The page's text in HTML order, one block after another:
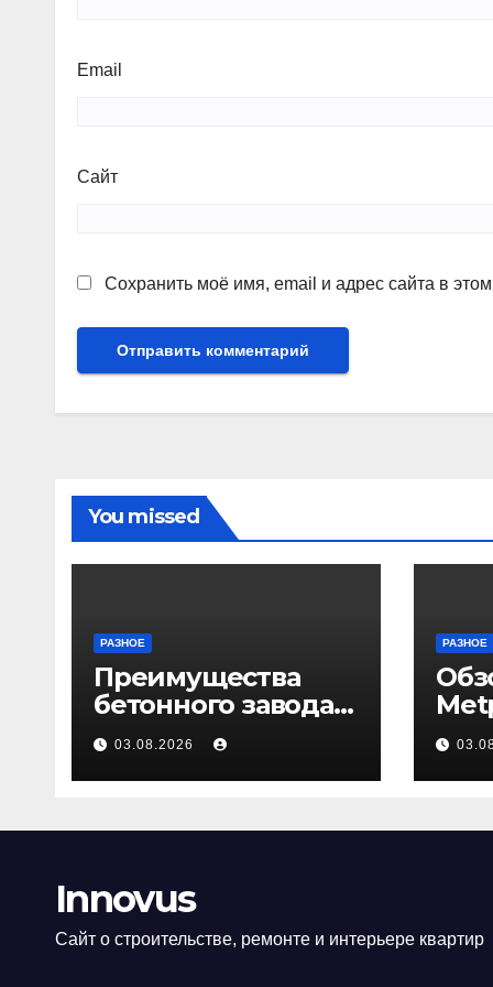
Email
Сайт
Сохранить моё имя, email и адрес сайта в
You missed
РАЗНОЕ
Преимущества
бетонного завода
ПКФ «Тибет» в
Волгограде и
Волжском
03.08.2026
РАЗНОЕ
Innovus
Сайт о строительстве, ремонте и интерьере квартир